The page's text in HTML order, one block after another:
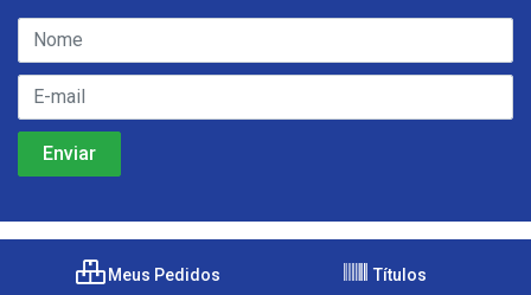
Meus Pedidos Títulos